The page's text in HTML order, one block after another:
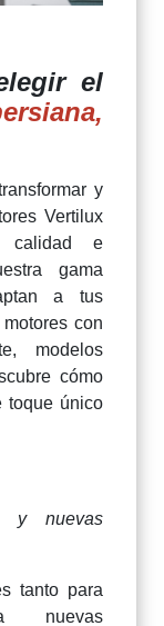
el
y
Vertilux
calidad e
gama
a tus
con
modelos
cómo
toque único
y nuevas
tanto para
nuevas